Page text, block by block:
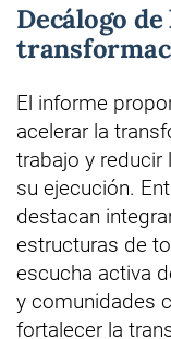
Decálogo
El informe
acelerar la
trabajo y reducir
su ejecución.
destacan
estructuras de
escucha activa
y comunidades
fortalecer la